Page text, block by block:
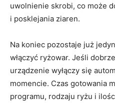
uwolnienie skrobi, co może
i posklejania ziaren.
Na koniec pozostaje już
włączyć ryżowar. Jeśli
urządzenie wyłączy się
momencie. Czas gotowania
programu, rodzaju ryżu i